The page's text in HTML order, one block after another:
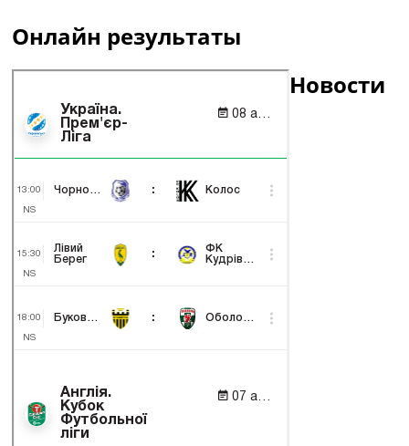
Онлайн результаты
Новости